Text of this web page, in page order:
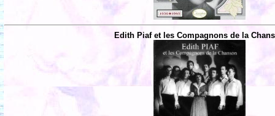
Edith Piaf et les Compagnons de la